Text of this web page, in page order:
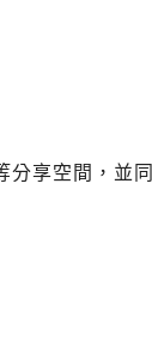
分享空間，並同